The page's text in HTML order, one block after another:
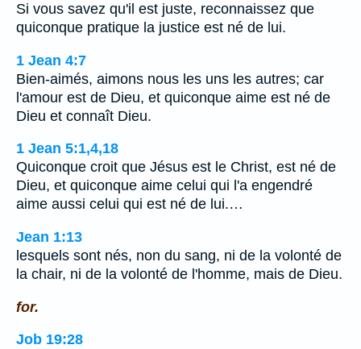
Si vous savez qu'il est juste, reconnaissez que
quiconque pratique la justice est né de lui.
1 Jean 4:7
Bien-aimés, aimons nous les uns les autres; car
l'amour est de Dieu, et quiconque aime est né de
Dieu et connaît Dieu.
1 Jean 5:1,4,18
Quiconque croit que Jésus est le Christ, est né de
Dieu, et quiconque aime celui qui l'a engendré
aime aussi celui qui est né de lui.…
Jean 1:13
lesquels sont nés, non du sang, ni de la volonté de
la chair, ni de la volonté de l'homme, mais de Dieu.
for.
Job 19:28